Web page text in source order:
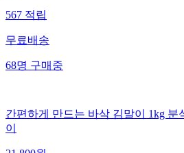
567적립
무료배송
68명구매중
간편하게 만드는 바삭 김말이 1kg 분
이